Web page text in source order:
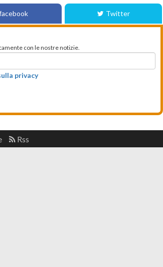
Twitter
con le nostre notizie.
privacy
Rss